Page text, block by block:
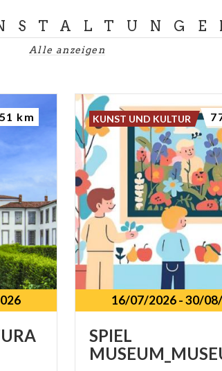
Alle anzeigen
km
16/07/2026-30/
SPIEL
KUNST UND KULTUR